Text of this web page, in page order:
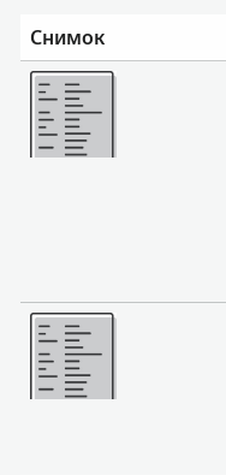
Снимок
Больше
Больше